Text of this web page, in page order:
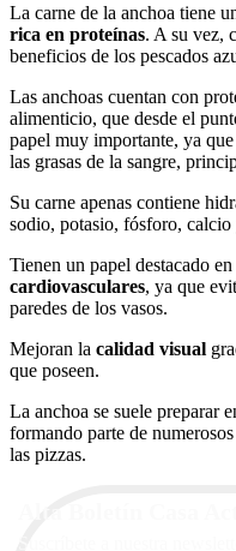
La carne de la anchoa tiene
rica en proteínas. A su vez,
beneficios de los pescados
Las anchoas cuentan con
alimenticio, que desde el
papel muy importante, ya
las grasas de la sangre,
Su carne apenas contiene
sodio, potasio, fósforo,
Tienen un papel destacado en
cardiovasculares, ya que
paredes de los vasos.
Mejoran la calidad visual
que poseen.
La anchoa se suele preparar
formando parte de
las pizzas.